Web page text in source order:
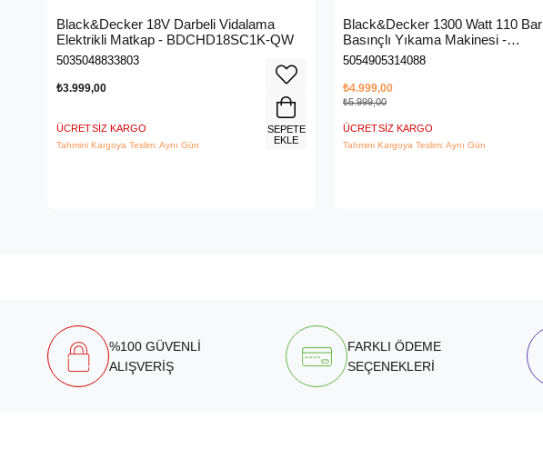
Black&Decker 18V Darbeli Vidalama
Elektrikli Matkap - BDCHD18SC1K-QW
5035048833803
₺3.999,00
ÜCRETSIZ KARGO
Tahmini Kargoya Teslim: Aynı Gün
SEPETE
EKLE
Black&Decker 1300 Watt 110 Bar
Basınçlı Yıkama Makinesi -
(BEPW1300L-QS)
5054905314088
₺4.999,00
₺5.999,00
ÜCRETSIZ KARGO
Tahmini Kargoya Teslim: Aynı Gün
%100 GÜVENLİ
ALIŞVERİŞ
FARKLI ÖDEME
SEÇENEKLERİ